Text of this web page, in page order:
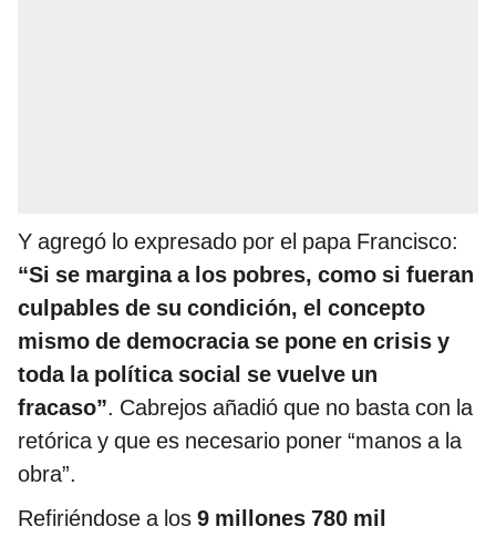
Y agregó lo expresado por el papa Francisco:
“Si se margina a los pobres, como si fueran
culpables de su condición, el concepto
mismo de democracia se pone en crisis y
toda la política social se vuelve un
fracaso”. Cabrejos añadió que no basta con la
retórica y que es necesario poner “manos a la
obra”.
Refiriéndose a los 9 millones 780 mil